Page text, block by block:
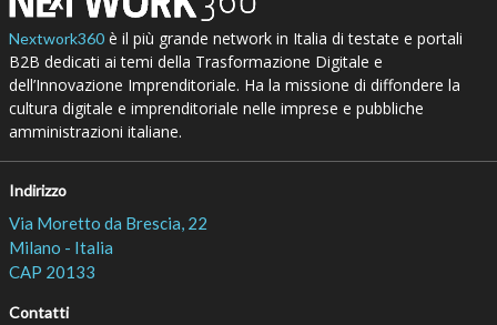
Nextwork360è il più grande network in Italia di testate e portali
B2B dedicati ai temi della Trasformazione Digitale e
dell’Innovazione Imprenditoriale. Ha la missione di diffondere la
cultura digitale e imprenditoriale nelle imprese e pubbliche
amministrazioni italiane.
Indirizzo
Via Moretto da Brescia, 22
Milano - Italia
CAP 20133
Contatti